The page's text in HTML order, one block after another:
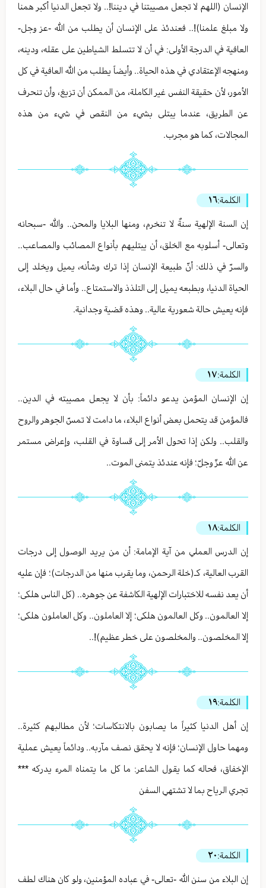
الإنسان (اللهم لا تجعل مصيبتنا في ديننا!.. ولا تجعل الدنيا أكبر همنا
ولا مبلغ علمنا)!.. فعندئذ على الإنسان أن يطلب من الله -عز وجل-
العافية في الدرجة الأولى: في أن لا تتسلط الشياطين على عقله، ودينه،
ومنهجه الإعتقادي في هذه الحياة.. وأيضاً يطلب من الله العافية في كل
الأمور، لأن حقيقة النفس غير الكاملة، من الممكن أن تزيغ، وأن تنحرف
عن الطريق، عندما يبتلى بشيء من النقص في شيء من هذه
المجالات، كما هو مجرب.
الكلمة:١٦
إن السنة الإلهية سنةٌ لا تنخرم، ومنها البلايا والمحن.. والله -سبحانه
وتعالى- أسلوبه مع الخلق، أن يبتليهم بأنواع المصائب والمصاعب..
والسرّ في ذلك: أنّ طبيعة الإنسان إذا ترك وشأنه، يميل ويخلد إلى
الحياة الدنيا، وبطبعه يميل إلى التلذذ والاستمتاع.. وأما في حال البلاء،
فإنه يعيش حالة شعورية عالية.. وهذه قضية وجدانية.
الكلمة:١٧
إن الإنسان المؤمن يدعو دائماً: بأن لا يجعل مصيبته في الدين..
فالمؤمن قد يتحمل بعض أنواع البلاء، ما دامت لا تمسّ الجوهر والروح
والقلب.. ولكن إذا تحول الأمر إلى قساوة في القلب، وإعراض مستمر
عن الله عزّ وجلّ؛ فإنه عندئذ يتمنى الموت..
الكلمة:١٨
إن الدرس العملي من آية الإمامة: أن من يريد الوصول إلى درجات
القرب العالية، كـ(خلة الرحمن، وما يقرب منها من الدرجات)؛ فإن عليه
أن يعد نفسه للاختبارات الإلهية الكاشفة عن جوهره.. (كل الناس هلكى؛
إلا العالمون.. وكل العالمون هلكى؛ إلا العاملون.. وكل العاملون هلكى؛
إلا المخلصون.. والمخلصون على خطر عظيم)!..
الكلمة:١٩
إن أهل الدنيا كثيراً ما يصابون بالانتكاسات؛ لأن مطالبهم كثيرة..
ومهما حاول الإنسان؛ فإنه لا يحقق نصف مآربه.. ودائماً يعيش عملية
الإخفاق، فحاله كما يقول الشاعر: ما كل ما يتمناه المرء يدركه ***
تجري الرياح بما لا تشتهي السفن
الكلمة:٢٠
إن البلاء من سنن الله -تعالى- في عباده المؤمنين، ولو كان هناك لطف